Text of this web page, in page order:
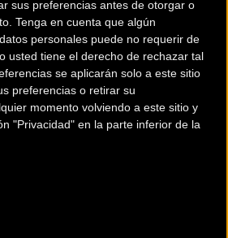
sus preferencias antes de otorgar o
Tenga en cuenta que algún
personales puede no requerir de
usted tiene el derecho de rechazar tal
se aplicarán solo a este sitio
preferencias o retirar su
momento volviendo a este sitio y
"Privacidad" en la parte inferior de la
llegar a más clientes.
Premium